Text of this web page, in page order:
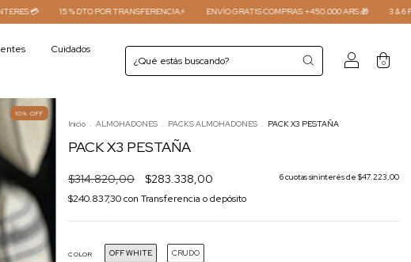
POR TRANSFERENCIA⚡ ENVÍO GRATIS COMPRAS +450.000 ARS 🎁 3 & 6 PAGOS SIN INTERES 💳
Cuidados
0
10% OFF
Inicio . ALMOHADONES . PACKS ALMOHADONES . PACK X3 PESTAÑA
PACK X3 PESTAÑA
$314.820,00 $283.338,00 6cuotas sin interés de $47.223,00
$240.837,30con Transferencia o depósito
COLOR OFF WHITE CRUDO